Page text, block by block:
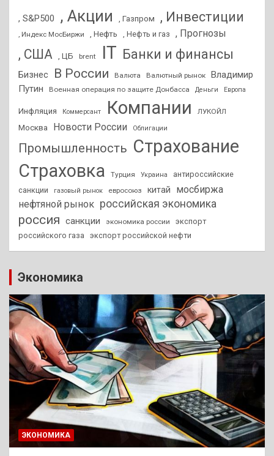
, S&P500 , Акции , Газпром , Инвестиции
, Индекс МосБиржи , Нефть , Нефть и газ , Прогнозы
, США , ЦБ brent IT Банки и финансы
Бизнес В России Валюта Валютный рынок
Владимир
Путин
Военная операция по защите Донбасса Деньги Европа
Инфляция Коммерсант Компании ЛУКОЙЛ
Москва Новости России Облигации
Промышленность Страхование
Страховка
Турция Украина
антироссийские
санкции
газовый рынок евросоюз китай
мосбиржа
нефтяной рынок российская экономика
россия санкции экономика россии
экспорт
российского газа
экспорт российской нефти
Экономика
ЭКОНОМИКА